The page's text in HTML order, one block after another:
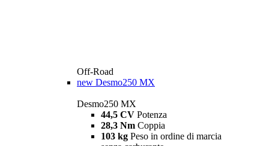
Off-Road
new Desmo250 MX
Desmo250 MX
44,5 CV Potenza
28,3 Nm Coppia
103 kg Peso in ordine di marcia